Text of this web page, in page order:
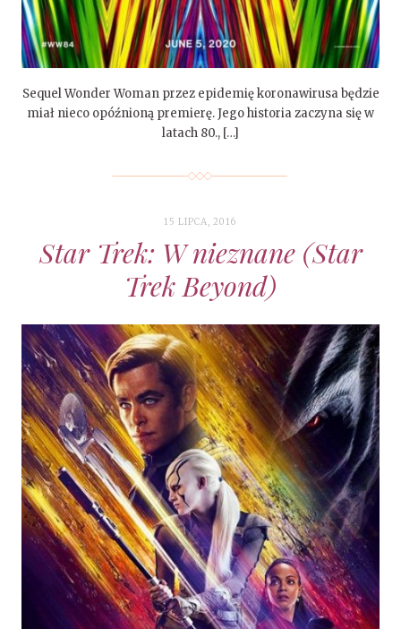
Sequel Wonder Woman przez epidemię koronawirusa będzie
miał nieco opóźnioną premierę. Jego historia zaczyna się w
latach 80., […]
15 LIPCA, 2016
Star Trek: W nieznane (Star
Trek Beyond)